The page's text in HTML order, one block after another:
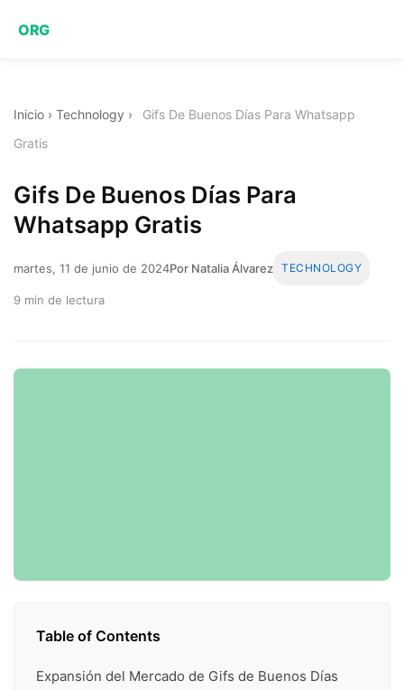
ORG
Inicio › Technology ›
Gifs De Buenos Días Para Whatsapp
Gratis
Gifs De Buenos Días Para
Whatsapp Gratis
martes, 11 de junio de 2024Por Natalia Álvarez TECHNOLOGY
9 min de lectura
Table of Contents
Expansión del Mercado de Gifs de Buenos Días